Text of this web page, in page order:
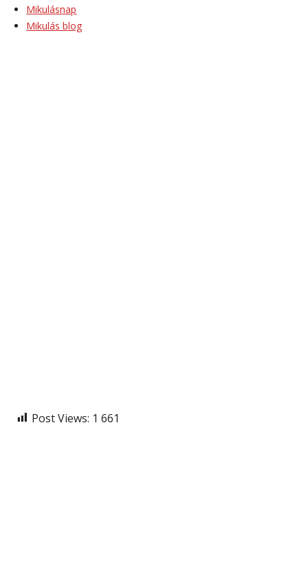
Mikulásnap
Mikulás blog
Post Views: 1 661